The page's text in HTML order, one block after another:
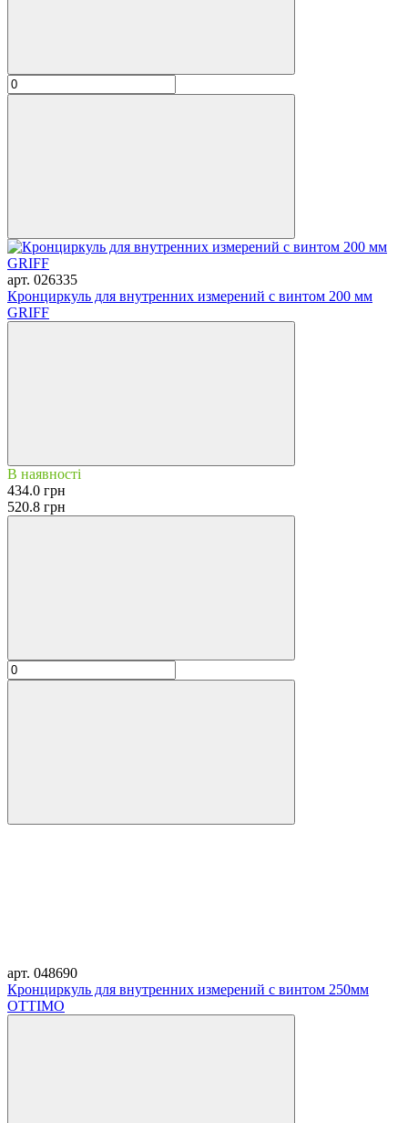
арт. 026335
Кронциркуль для внутренних измерений с винтом 200 мм
GRIFF
В наявності
434.0 грн
520.8 грн
арт. 048690
Кронциркуль для внутренних измерений с винтом 250мм
OTTIMO